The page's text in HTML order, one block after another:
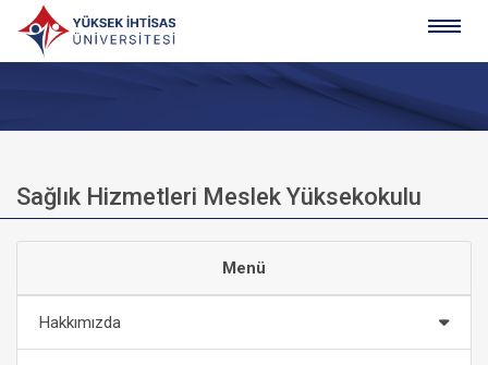
Sağlık Hizmetleri Meslek Yüksekokulu
Menü
Hakkımızda